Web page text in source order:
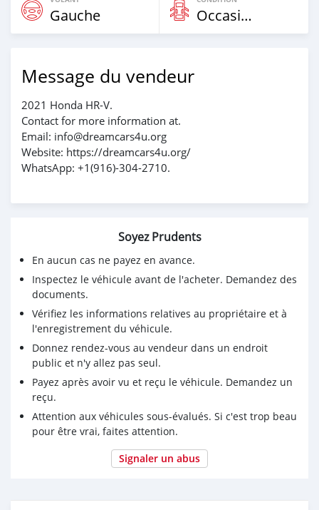
Gauche Occasion
Message du vendeur
2021 Honda HR-V.
Contact for more information at.
Email: info@dreamcars4u.org
Website: https://dreamcars4u.org/
WhatsApp: +1(916)-304-2710.
Soyez Prudents
En aucun cas ne payez en avance.
Inspectez le véhicule avant de l'acheter. Demandez des
documents.
Vérifiez les informations relatives au propriétaire et à
l'enregistrement du véhicule.
Donnez rendez-vous au vendeur dans un endroit
public et n'y allez pas seul.
Payez après avoir vu et reçu le véhicule. Demandez un
reçu.
Attention aux véhicules sous-évalués. Si c'est trop beau
pour être vrai, faites attention.
Signaler un abus